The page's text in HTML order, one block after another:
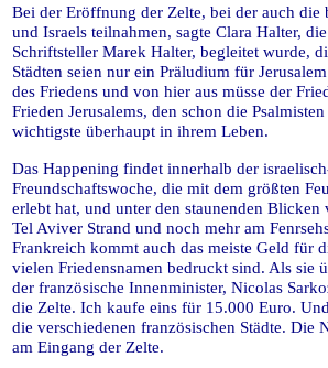
Bei der Eröffnung der Zelte, bei der auch die
und Israels teilnahmen, sagte Clara Halter,
Schriftsteller Marek Halter, begleitet wurde,
Städten seien nur ein Präludium für
des Friedens und von hier aus müsse der
Frieden Jerusalems, den schon die
wichtigste überhaupt in ihrem Leben.
Das Happening findet innerhalb der
Freundschaftswoche, die mit dem größten
erlebt hat, und unter den staunenden
Tel Aviver Strand und noch mehr am
Frankreich kommt auch das meiste Geld für
vielen Friedensnamen bedruckt sind. Als sie
der französische Innenminister, Nicolas
die Zelte. Ich kaufe eins für 15.000 Euro.
die verschiedenen französischen Städte. Die
am Eingang der Zelte.